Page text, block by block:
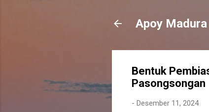
Apoy Madura
Bentuk
Pasongsongan
- Desember 11, 2024